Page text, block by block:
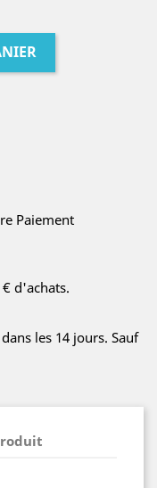
Paiement
d'achats.
les 14 jours. Sauf